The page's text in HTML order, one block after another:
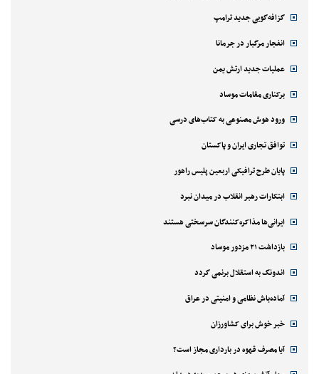
گزافه‌گویی جدید ترامپ
انفجار مرگبار در جرمانا
عملیات جدید ارتش یمن
برکناری مقامات موساد
ورود هوش مصنوعی به کتاب‌های درسی
توافق تجاری ایران و پاکستان
پایان طرح ترافیکی اربعین پلیس راهور
ابتکارات رهبر انقلاب در میدان نبرد
ایرانی‌ها مذاکره‌کنندگان سرسختی هستند
بازداشت ۲۱ مزدور موساد
اندونگ به استقلال برنمی گردد
آماده‌باش نظامی و امنیتی در عراق
خبر خوش برای کشاورزان
آیا مصرف قهوه در بارداری مجاز است؟